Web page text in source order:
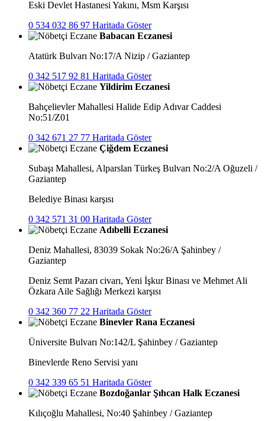
Eski Devlet Hastanesi Yakını, Msm Karşısı
0 534 032 86 97 Haritada Göster
Babacan Eczanesi
Atatürk Bulvarı No:17/A Nizip / Gaziantep
0 342 517 92 81 Haritada Göster
Yildirim Eczanesi
Bahçelievler Mahallesi Halide Edip Adıvar Caddesi
No:51/Z01
0 342 671 27 77 Haritada Göster
Çiğdem Eczanesi
Subaşı Mahallesi, Alparslan Türkeş Bulvarı No:2/A Oğuzeli /
Gaziantep
Belediye Binası karşısı
0 342 571 31 00 Haritada Göster
Adıbelli Eczanesi
Deniz Mahallesi, 83039 Sokak No:26/A Şahinbey /
Gaziantep
Deniz Semt Pazarı civarı, Yeni İşkur Binası ve Mehmet Ali
Özkara Aile Sağlığı Merkezi karşısı
0 342 360 77 22 Haritada Göster
Binevler Rana Eczanesi
Üniversite Bulvarı No:142/L Şahinbey / Gaziantep
Binevlerde Reno Servisi yanı
0 342 339 65 51 Haritada Göster
Bozdoğanlar Şıhcan Halk Eczanesi
Kılıçoğlu Mahallesi, No:40 Şahinbey / Gaziantep